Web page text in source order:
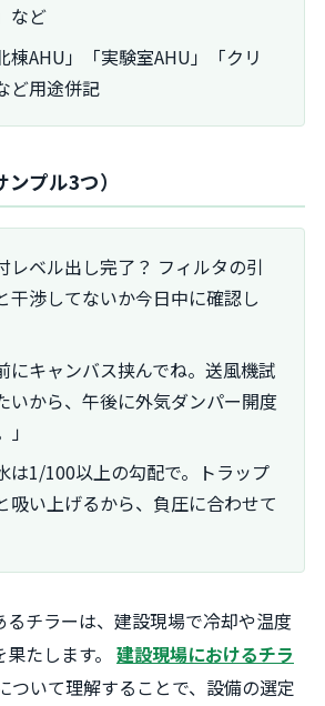
など
棟AHU」「実験室AHU」「クリ
ど用途併記
プル3つ）
レベル出し完了？ フィルタの引
干渉してないか今日中に確認し
にキャンバス挟んでね。送風機試
いから、午後に外気ダンパー開度
は1/100以上の勾配で。トラップ
吸い上げるから、負圧に合わせて
チラーは、建設現場で冷却や温度
たします。 建設現場におけるチラ
ついて理解することで、設備の選定